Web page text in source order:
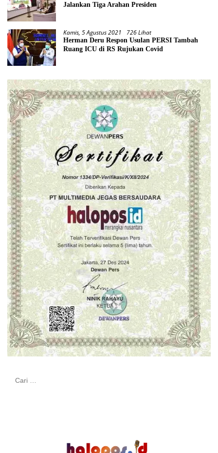
Jalankan Tiga Arahan Presiden
Kamis, 5 Agustus 2021 726 Lihat
Herman Deru Respon Usulan PERSI Tambah
Ruang ICU di RS Rujukan Covid
Cari